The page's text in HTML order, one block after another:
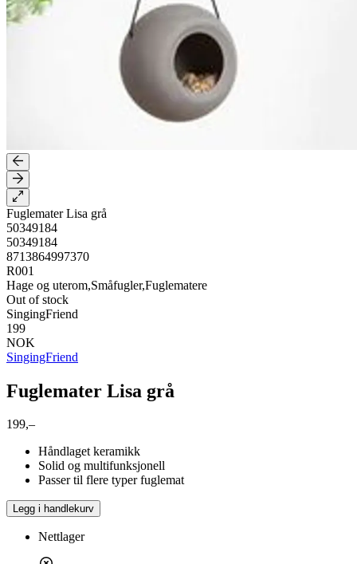
Fuglemater Lisa grå
50349184
50349184
8713864997370
R001
Hage og uterom,Småfugler,Fuglematere
Out of stock
SingingFriend
199
NOK
SingingFriend
Fuglemater Lisa grå
199,–
Håndlaget keramikk
Solid og multifunksjonell
Passer til flere typer fuglemat
Legg i handlekurv
Nettlager